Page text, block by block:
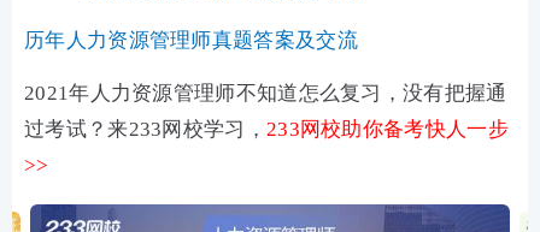
历年人力资源管理师真题答案及交流
2021年人力资源管理师不知道怎么复习，没有把握通
过考试？来233网校学习， 233网校助你备考快人一步
>>